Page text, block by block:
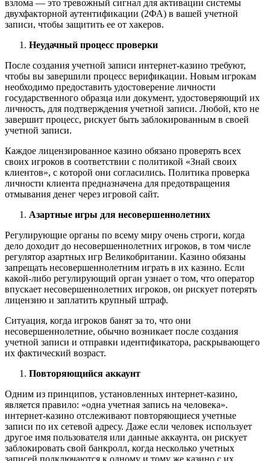
взлома — это тревожный сигнал для активации системы
двухфакторной аутентификации (2ФА) в вашей учетной
записи, чтобы защитить ее от хакеров.
Неудачный процесс проверки
После создания учетной записи интернет-казино требуют,
чтобы вы завершили процесс верификации. Новым игрокам
необходимо предоставить удостоверение личности
государственного образца или документ, удостоверяющий их
личность, для подтверждения учетной записи. Любой, кто не
завершит процесс, рискует быть заблокированным в своей
учетной записи.
Каждое лицензированное казино обязано проверять всех
своих игроков в соответствии с политикой «Знай своих
клиентов», с которой они согласились. Политика проверка
личности клиента предназначена для предотвращения
отмывания денег через игровой сайт.
Азартные игры для несовершеннолетних
Регулирующие органы по всему миру очень строги, когда
дело доходит до несовершеннолетних игроков, в том числе
регулятор азартных игр Великобритании. Казино обязаны
запрещать несовершеннолетним играть в их казино. Если
какой-либо регулирующий орган узнает о том, что оператор
впускает несовершеннолетних игроков, он рискует потерять
лицензию и заплатить крупный штраф.
Ситуация, когда игроков банят за то, что они
несовершеннолетние, обычно возникает после создания
учетной записи и отправки идентификатора, раскрывающего
их фактический возраст.
Повторяющийся аккаунт
Одним из принципов, установленных интернет-казино,
является правило: «одна учетная запись на человека».
интернет-казино отслеживают повторяющиеся учетные
записи по их сетевой адресу. Даже если человек использует
другое имя пользователя или данные аккаунта, он рискует
заблокировать свой банкролл, когда несколько учетных